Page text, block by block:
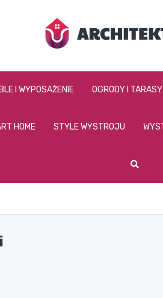
I WYPOSAŻENIE OGRODY I TARASY
HOME STYLE WYSTROJU